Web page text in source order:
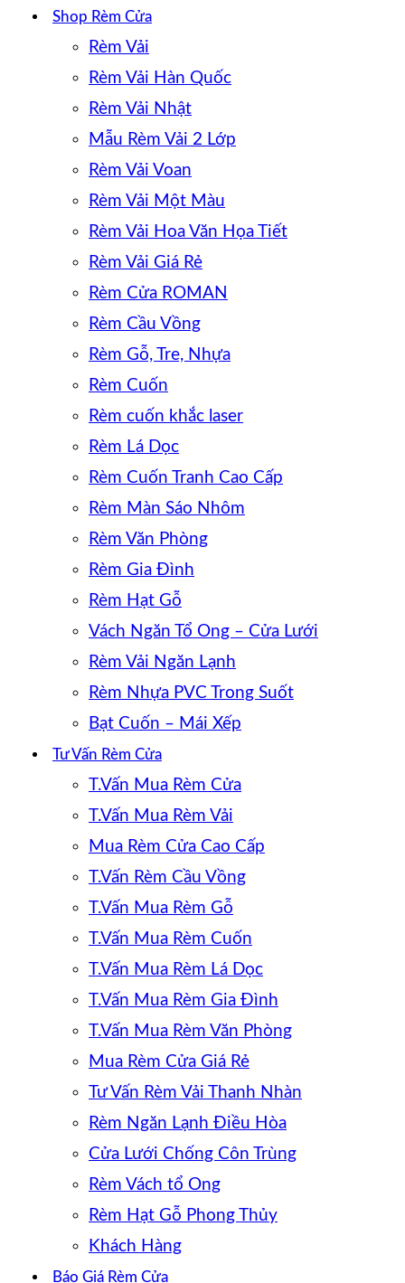
Shop Rèm Cửa
Rèm Vải
Rèm Vải Hàn Quốc
Rèm Vải Nhật
Mẫu Rèm Vải 2 Lớp
Rèm Vải Voan
Rèm Vải Một Màu
Rèm Vải Hoa Văn Họa Tiết
Rèm Vải Giá Rẻ
Rèm Cửa ROMAN
Rèm Cầu Vồng
Rèm Gỗ, Tre, Nhựa
Rèm Cuốn
Rèm cuốn khắc laser
Rèm Lá Dọc
Rèm Cuốn Tranh Cao Cấp
Rèm Màn Sáo Nhôm
Rèm Văn Phòng
Rèm Gia Đình
Rèm Hạt Gỗ
Vách Ngăn Tổ Ong – Cửa Lưới
Rèm Vải Ngăn Lạnh
Rèm Nhựa PVC Trong Suốt
Bạt Cuốn – Mái Xếp
Tư Vấn Rèm Cửa
T.Vấn Mua Rèm Cửa
T.Vấn Mua Rèm Vải
Mua Rèm Cửa Cao Cấp
T.Vấn Rèm Cầu Vồng
T.Vấn Mua Rèm Gỗ
T.Vấn Mua Rèm Cuốn
T.Vấn Mua Rèm Lá Dọc
T.Vấn Mua Rèm Gia Đình
T.Vấn Mua Rèm Văn Phòng
Mua Rèm Cửa Giá Rẻ
Tư Vấn Rèm Vải Thanh Nhàn
Rèm Ngăn Lạnh Điều Hòa
Cửa Lưới Chống Côn Trùng
Rèm Vách tổ Ong
Rèm Hạt Gỗ Phong Thủy
Khách Hàng
Báo Giá Rèm Cửa